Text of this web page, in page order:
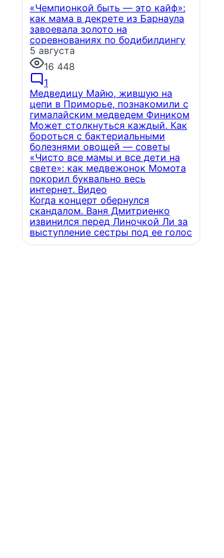
«Чемпионкой быть — это кайф»:
как мама в декрете из Барнаула
завоевала золото на
соревнованиях по бодибилдингу
5 августа
16 448
1
Медведицу Майю, жившую на
цепи в Приморье, познакомили с
гималайским медведем Фиником
Может столкнуться каждый. Как
бороться с бактериальными
болезнями овощей — советы
«Чисто все мамы и все дети на
свете»: как медвежонок Момота
покорил буквально весь
интернет. Видео
Когда концерт обернулся
скандалом. Ваня Дмитриенко
извинился перед Линочкой Ли за
выступление сестры под ее голос